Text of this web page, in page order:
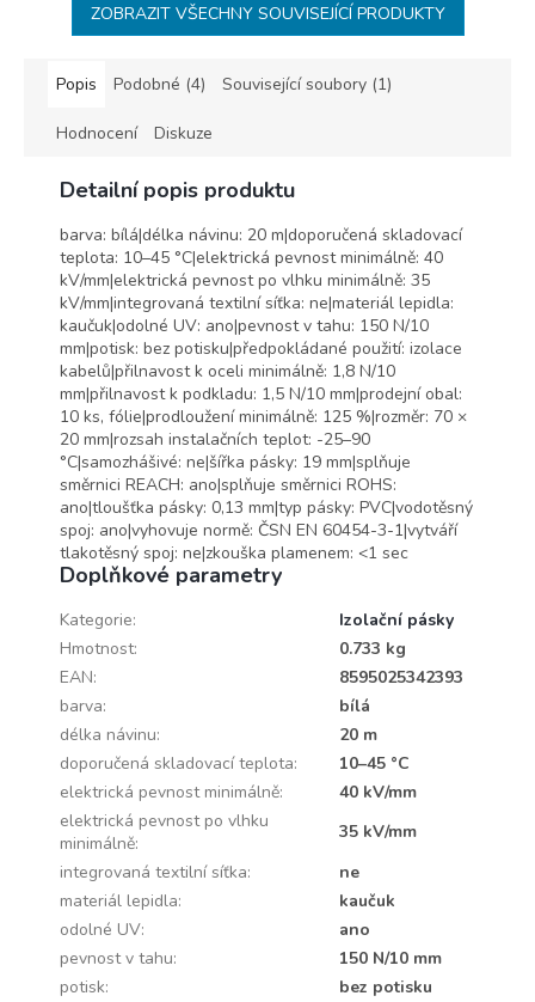
Výhody produktu
Izolační páska splňuje směrnici
2011/65/EU o omezení
elektrických a elektronických
Jedná se o tzv. ROHS a nařízení
Evropského parlamentu a Rady
(ES) č. 1907/2006 o registraci,
hodnocení, povolování a
omezování chemických látek
tzv. REACH.
Izolační pásky IZOTAPE je
možné použít do výroby na
celém území EU.
ZOBRAZIT VŠECHNY SOUVISEJÍCÍ PRODUKTY
Popis Podobné (4) Související soubory (1)
Hodnocení Diskuze
Detailní popis produktu
barva: bílá|délka návinu: 20 m|doporučená skladovací
teplota: 10–45 °C|elektrická pevnost minimálně: 40
kV/mm|elektrická pevnost po vlhku minimálně: 35
kV/mm|integrovaná textilní síťka: ne|materiál lepidla:
kaučuk|odolné UV: ano|pevnost v tahu: 150 N/10
mm|potisk: bez potisku|předpokládané použití: izolace
kabelů|přilnavost k oceli minimálně: 1,8 N/10
mm|přilnavost k podkladu: 1,5 N/10 mm|prodejní obal:
10 ks, fólie|prodloužení minimálně: 125 %|rozměr: 70 ×
20 mm|rozsah instalačních teplot: -25–90
°C|samozhášivé: ne|šířka pásky: 19 mm|splňuje
směrnici REACH: ano|splňuje směrnici ROHS:
ano|tloušťka pásky: 0,13 mm|typ pásky: PVC|vodotěsný
spoj: ano|vyhovuje normě: ČSN EN 60454-3-1|vytváří
tlakotěsný spoj: ne|zkouška plamenem: <1 sec
Doplňkové parametry
Kategorie:
Izolační pásky
Hmotnost:
0.733 kg
EAN:
8595025342393
barva:
bílá
délka návinu:
20 m
doporučená skladovací teplota:
10–45 °C
elektrická pevnost minimálně:
40 kV/mm
elektrická pevnost po vlhku
minimálně:
35 kV/mm
integrovaná textilní síťka:
ne
materiál lepidla:
kaučuk
odolné UV:
ano
pevnost v tahu:
150 N/10 mm
potisk:
bez potisku